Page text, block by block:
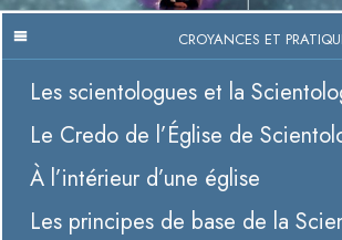
CROYANCES ET
Les scientologues et la
Le Credo de l’Église de
À l’intérieur d’une église
Les principes de base de la